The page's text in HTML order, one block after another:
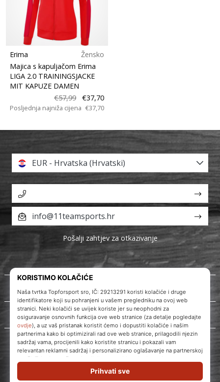
Erima
Žensko
Majica s kapuljačom Erima
LIGA 2.0 TRAININGSJACKE
MIT KAPUZE DAMEN
€57,99
€37,70
Posljednja najniža cijena €37,70
O nama
Korisnička podrška
EUR - Hrvatska (Hrvatski)
info@11teamsports.hr
Pošalji zahtjev za otkazivanje